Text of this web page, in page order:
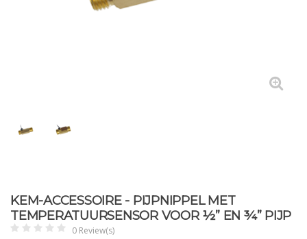
KEM-ACCESSOIRE - PIJPNIPPEL MET
TEMPERATUURSENSOR VOOR ½” EN ¾” PIJP
0 Review(s)